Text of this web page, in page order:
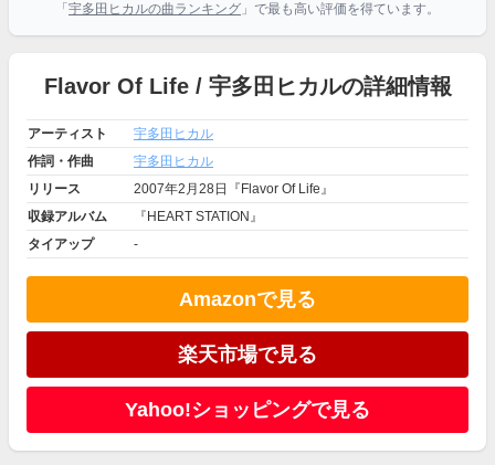
「 宇多田ヒカルの曲ランキング 」で最も高い評価を得ています。
Flavor Of Life / 宇多田ヒカルの詳細情報
アーティスト
宇多田ヒカル
作詞・作曲
宇多田ヒカル
リリース
2007年2月28日『Flavor Of Life』
収録アルバム
『HEART STATION』
タイアップ
-
Amazonで見る
楽天市場で見る
Yahoo!ショッピングで見る